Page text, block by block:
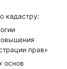
кадастру:
прав»
основ